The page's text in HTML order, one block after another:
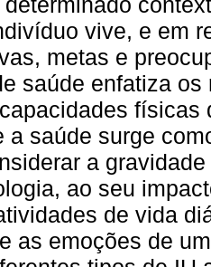
vive, e em
metas e
saúde enfatiza
físicas
a saúde surge
a
ao seu
de vida
as emoções de